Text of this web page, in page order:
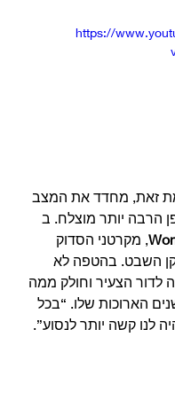
https://
זאת, מחדד את המצב
הרבה יותר מוצלח. ב
, מקרטני הסדוק
השבט. בהטפה לא
לדור הצעיר וחולק ממה
הארוכות שלו. “בכל
לנו קשה יותר לנסוע”.